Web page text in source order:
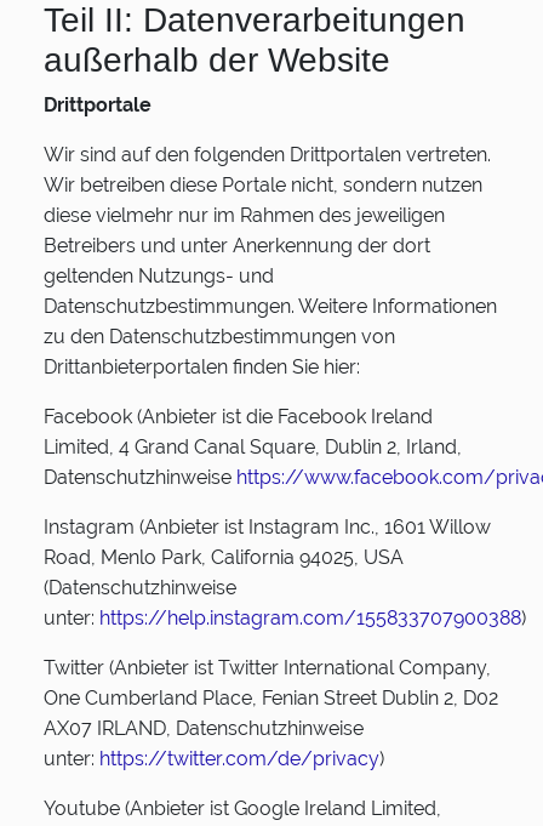
Teil II: Datenverarbeitungen
außerhalb der Website
Drittportale
Wir sind auf den folgenden Drittportalen vertreten.
Wir betreiben diese Portale nicht, sondern nutzen
diese vielmehr nur im Rahmen des jeweiligen
Betreibers und unter Anerkennung der dort
geltenden Nutzungs- und
Datenschutzbestimmungen. Weitere Informationen
zu den Datenschutzbestimmungen von
Drittanbieterportalen finden Sie hier:
Facebook (Anbieter ist die Facebook Ireland
Limited, 4 Grand Canal Square, Dublin 2, Irland,
Datenschutzhinweise https://www.facebook.com/
Instagram (Anbieter ist Instagram Inc., 1601 Willow
Road, Menlo Park, California 94025, USA
(Datenschutzhinweise
unter: https://help.instagram.com/155833707900388)
Twitter (Anbieter ist Twitter International Company,
One Cumberland Place, Fenian Street Dublin 2, D02
AX07 IRLAND, Datenschutzhinweise
unter: https://twitter.com/de/privacy)
Youtube (Anbieter ist Google Ireland Limited,